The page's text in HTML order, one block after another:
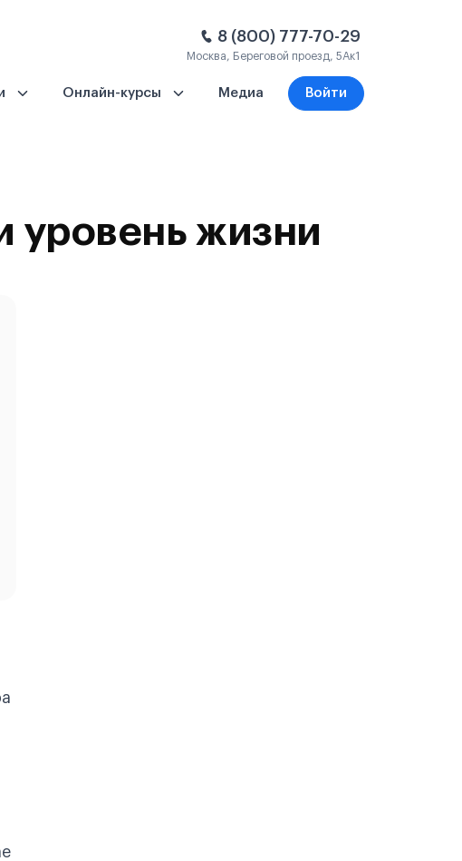
8 (800) 777-70-29
Москва, Береговой проезд, 5Ак1
Онлайн-курсы Медиа Войти
уровень жизни